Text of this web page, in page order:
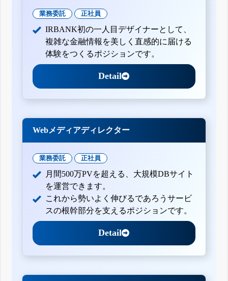
業務委託 正社員
IRBANK初の一人目デザイナーとして、
複雑な金融情報を美しく直感的に届ける
体験をつくるポジションです。
Detail
Webメディアディレクター
業務委託 正社員
月間500万PVを超える、大規模DBサイト
を運営できます。
これから勢いよく伸びるであろうサービ
スの根幹部分を支えるポジションです。
Detail